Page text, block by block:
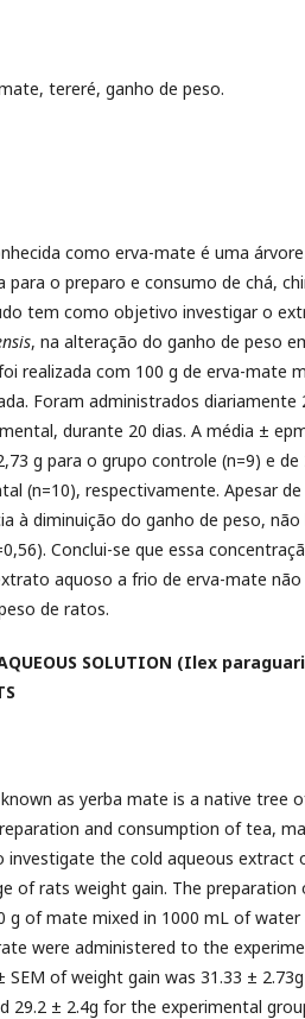
tereré, ganho de peso.
como erva-mate é uma
para o preparo e consumo de chá,
tem como objetivo investigar o
, na alteração do ganho de peso
realizada com 100 g de erva-mate
Foram administrados diariamente
durante 20 dias. A média ±
g para o grupo controle (n=9) e de
(n=10), respectivamente. Apesar
à diminuição do ganho de peso, não
Conclui-se que essa
aquoso a frio de erva-mate
de ratos.
AQUEOUS SOLUTION (Ilex
known as yerba mate is a native tree
and consumption of tea,
investigate the cold aqueous extract
of rats weight gain. The
g of mate mixed in 1000 mL of water
were administered to the
SEM of weight gain was 31.33 ±
29.2 ± 2.4g for the experimental